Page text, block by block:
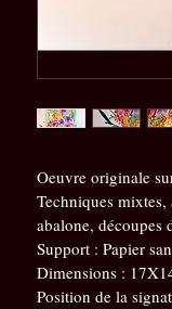
Oeuvre originale
Techniques
abalone, découpes
Support : Papier
Dimensions :
Position de la